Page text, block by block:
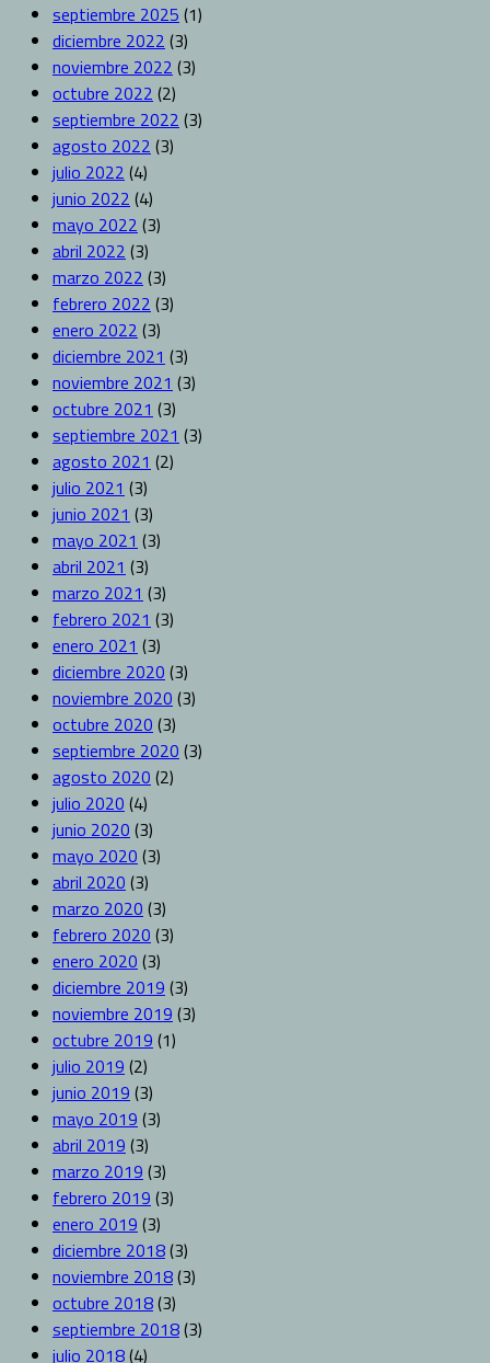
septiembre 2025 (1)
diciembre 2022 (3)
noviembre 2022 (3)
octubre 2022 (2)
septiembre 2022 (3)
agosto 2022 (3)
julio 2022 (4)
junio 2022 (4)
mayo 2022 (3)
abril 2022 (3)
marzo 2022 (3)
febrero 2022 (3)
enero 2022 (3)
diciembre 2021 (3)
noviembre 2021 (3)
octubre 2021 (3)
septiembre 2021 (3)
agosto 2021 (2)
julio 2021 (3)
junio 2021 (3)
mayo 2021 (3)
abril 2021 (3)
marzo 2021 (3)
febrero 2021 (3)
enero 2021 (3)
diciembre 2020 (3)
noviembre 2020 (3)
octubre 2020 (3)
septiembre 2020 (3)
agosto 2020 (2)
julio 2020 (4)
junio 2020 (3)
mayo 2020 (3)
abril 2020 (3)
marzo 2020 (3)
febrero 2020 (3)
enero 2020 (3)
diciembre 2019 (3)
noviembre 2019 (3)
octubre 2019 (1)
julio 2019 (2)
junio 2019 (3)
mayo 2019 (3)
abril 2019 (3)
marzo 2019 (3)
febrero 2019 (3)
enero 2019 (3)
diciembre 2018(3)
noviembre 2018(3)
octubre 2018(3)
septiembre 2018(3)
julio 2018(4)